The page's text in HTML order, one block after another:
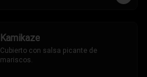
Kamikaze
Cubierto con salsa picante de
mariscos.